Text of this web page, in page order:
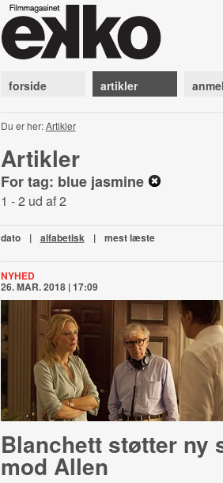
forside artikler
Du er her:Artikler
Artikler
For tag: blue jasmine
1 - 2 ud af 2
dato | alfabetisk | mest læste
NYHED
26. MAR. 2018 | 17:09
Blanchett støtter ny
mod Allen